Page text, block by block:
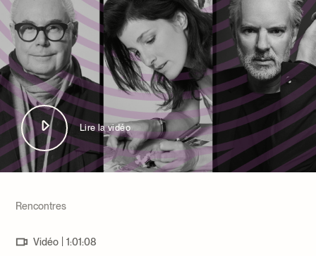
Programmation Cultures autochtones
Colloques et symposiums
Groupes
Collections en ligne
EncycloModeQC
Restauration
Centre d’archives et de documentation
Dons et prêts d’objets
Faire un don
Campagne annuelle
Impact de votre don
Façons de donner
Événements
Devenir Membre
Devenir bénévole
Devenir Membre Billets | Rabais 2 $
Blogue Infolettre
Lire la vidéo
Rencontres
Vidéo 1:01:08